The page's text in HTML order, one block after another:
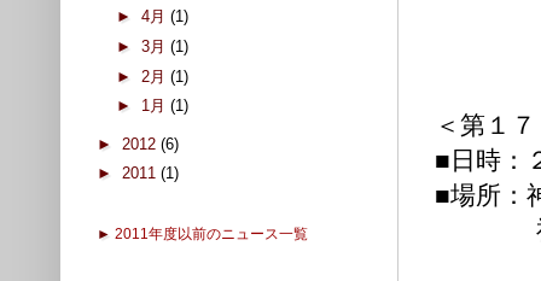
＜第１
■日時：
■場所：
神戸
► 4月 (1)
► 3月 (1)
► 2月 (1)
► 1月 (1)
► 2012 (6)
► 2011 (1)
► 2011年度以前のニュース一覧